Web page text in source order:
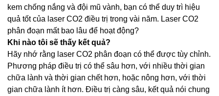
kem chống nắng và đội mũ vành, bạn có thể duy trì hiệu
quả tốt của laser CO2 điều trị trong vài năm. Laser CO2
phân đoạn mất bao lâu để hoạt động?
Khi nào tôi sẽ thấy kết quả?
Hãy nhớ rằng laser CO2 phân đoạn có thể được tùy chỉnh.
Phương pháp điều trị có thể sâu hơn, với nhiều thời gian
chữa lành và thời gian chết hơn, hoặc nông hơn, với thời
gian chữa lành ít hơn. Điều trị càng sâu, kết quả nói chung